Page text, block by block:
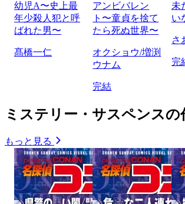
幼児A〜史上最
年少殺人犯と呼
ばれた男〜
髙橋一仁
アンビバレン
ト〜童貞を捨て
たら死ぬ世界〜
オクショウ/増渕
ウナム
完結
未
い
さ
完
ミステリー・サスペンスの
もっと見る